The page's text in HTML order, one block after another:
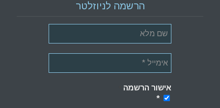
הרשמה לניוזלטר
אישור הרשמה
*